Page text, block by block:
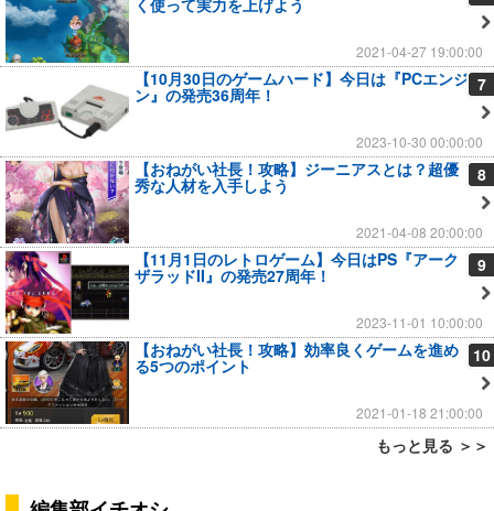
2021-04-27 19:00:00
7
【10月30日のゲームハード】今日は『PCエンジ
ン』の発売36周年！
2023-10-30 00:00:00
8
【おねがい社長！攻略】ジーニアスとは？超優
秀な人材を入手しよう
2021-04-08 20:00:00
9
【11月1日のレトロゲーム】今日はPS『アーク
ザラッドII』の発売27周年！
2023-11-01 10:00:00
10
【おねがい社長！攻略】効率良くゲームを進め
る5つのポイント
2021-01-18 21:00:00
もっと見る ＞＞